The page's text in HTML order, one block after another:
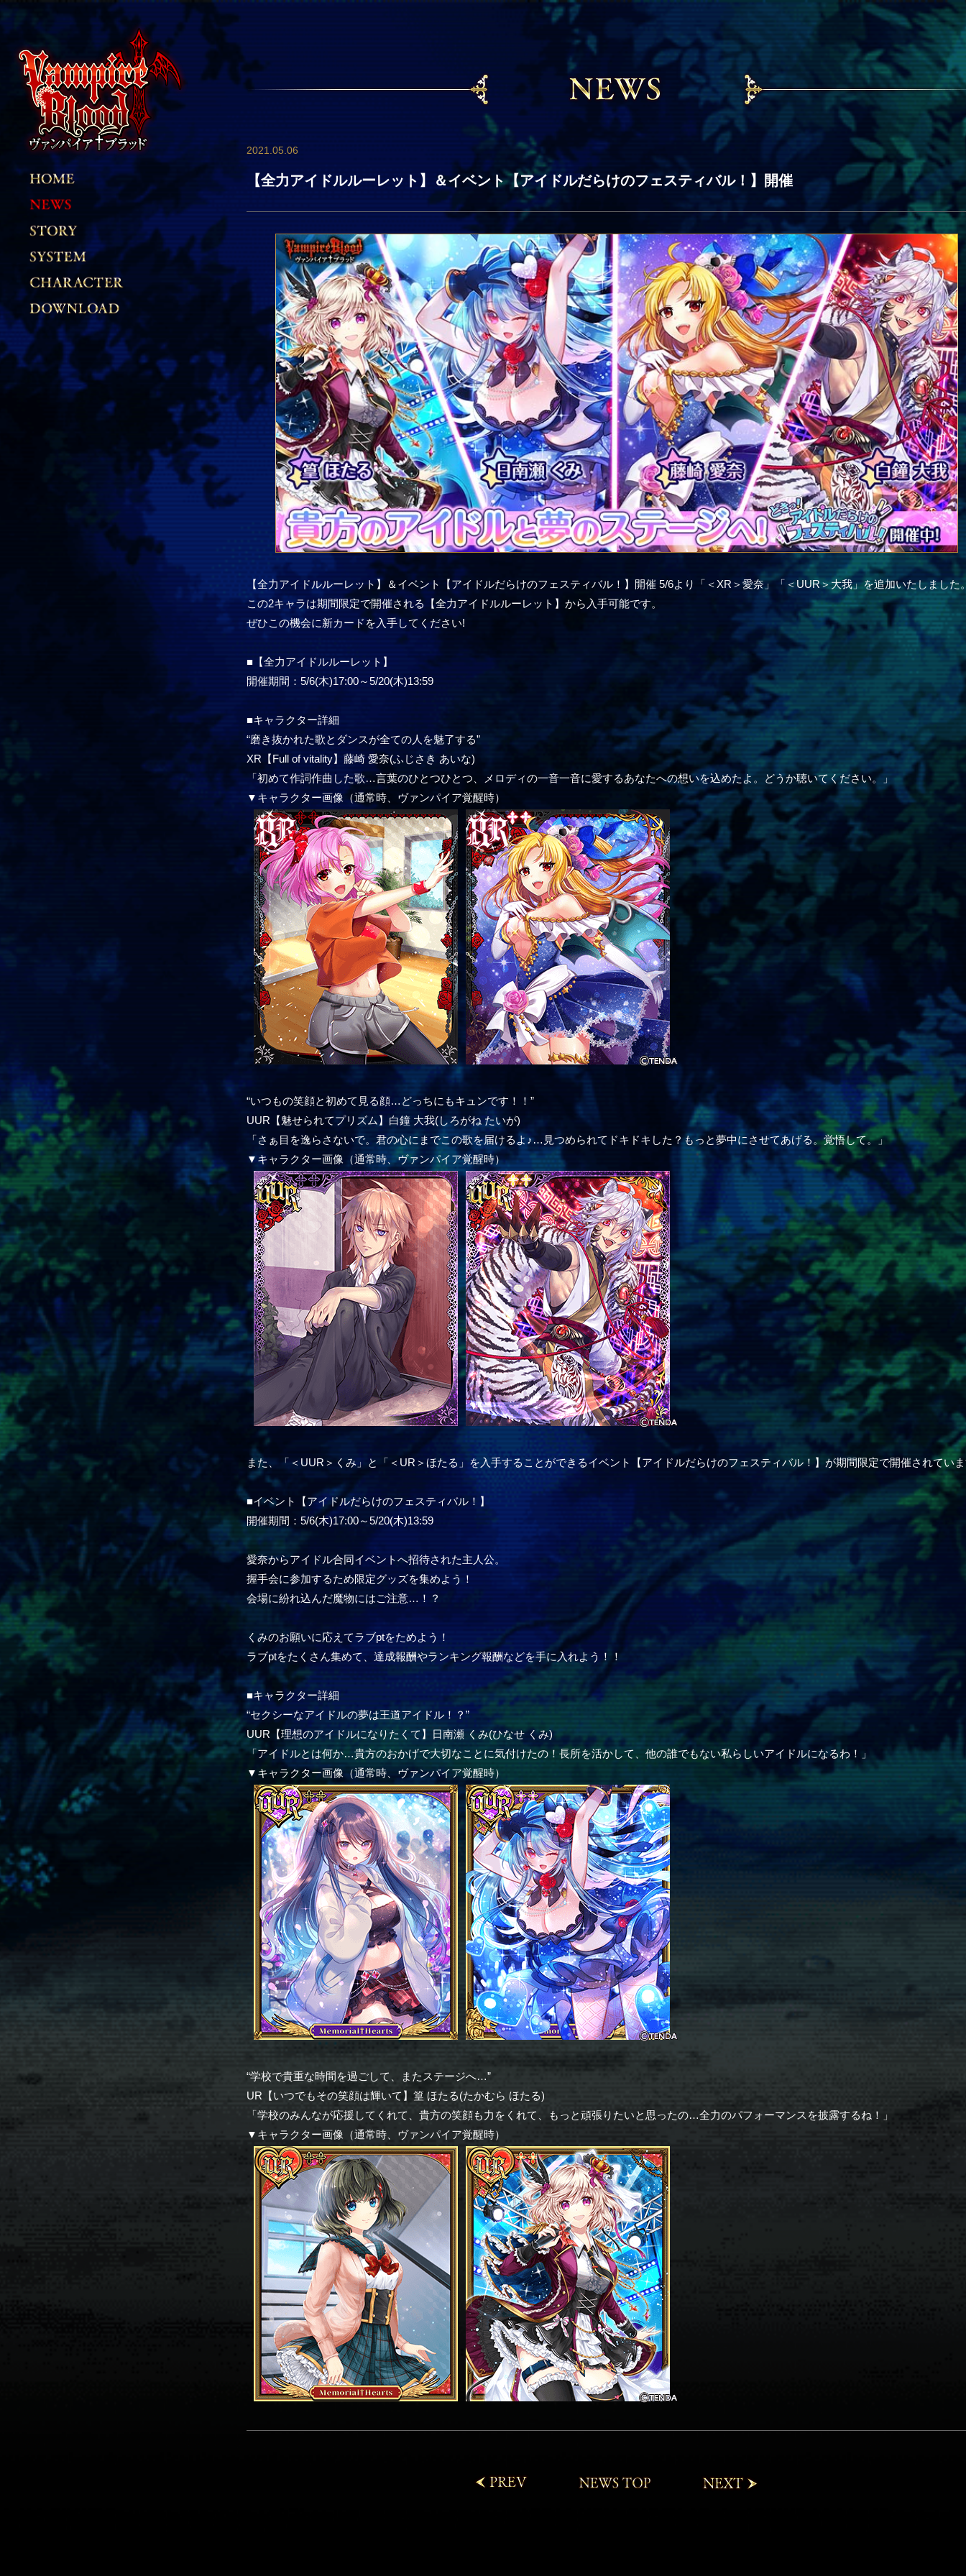
2021.05.06
【全力アイドルルーレット】＆イベント【アイドルだらけのフェスティバル！】開催
【全力アイドルルーレット】＆イベント【アイドルだらけのフェスティバル！】開催 5/6より「＜XR＞愛奈」「＜UUR＞大我」を追加いたしました
この2キャラは期間限定で開催される【全力アイドルルーレット】から入手可能です。
ぜひこの機会に新カードを入手してください!
■【全力アイドルルーレット】
開催期間：5/6(木)17:00～5/20(木)13:59
■キャラクター詳細
“磨き抜かれた歌とダンスが全ての人を魅了する”
XR【Full of vitality】藤崎 愛奈(ふじさき あいな)
「初めて作詞作曲した歌…言葉のひとつひとつ、メロディの一音一音に愛するあなたへの想いを込めたよ。どうか聴いてください。」
▼キャラクター画像（通常時、ヴァンパイア覚醒時）
“いつもの笑顔と初めて見る顔…どっちにもキュンです！！”
UUR【魅せられてプリズム】白鐘 大我(しろがね たいが)
「さぁ目を逸らさないで。君の心にまでこの歌を届けるよ♪…見つめられてドキドキした？もっと夢中にさせてあげる。覚悟して。」
▼キャラクター画像（通常時、ヴァンパイア覚醒時）
また、「＜UUR＞くみ」と「＜UR＞ほたる」を入手することができるイベント【アイドルだらけのフェスティバル！】が期間限定で開催されてい
■イベント【アイドルだらけのフェスティバル！】
開催期間：5/6(木)17:00～5/20(木)13:59
愛奈からアイドル合同イベントへ招待された主人公。
握手会に参加するため限定グッズを集めよう！
会場に紛れ込んだ魔物にはご注意…！？
くみのお願いに応えてラブptをためよう！
ラブptをたくさん集めて、達成報酬やランキング報酬などを手に入れよう！！
■キャラクター詳細
“セクシーなアイドルの夢は王道アイドル！？”
UUR【理想のアイドルになりたくて】日南瀬 くみ(ひなせ くみ)
「アイドルとは何か…貴方のおかげで大切なことに気付けたの！長所を活かして、他の誰でもない私らしいアイドルになるわ！」
▼キャラクター画像（通常時、ヴァンパイア覚醒時）
“学校で貴重な時間を過ごして、またステージへ…”
UR【いつでもその笑顔は輝いて】篁 ほたる(たかむら ほたる)
「学校のみんなが応援してくれて、貴方の笑顔も力をくれて、もっと頑張りたいと思ったの…全力のパフォーマンスを披露するね！」
▼キャラクター画像（通常時、ヴァンパイア覚醒時）